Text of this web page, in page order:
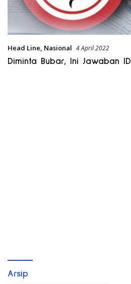
Head Line, Nasional 4 April 2022
Diminta Bubar, Ini Jawaban IDI
Arsip